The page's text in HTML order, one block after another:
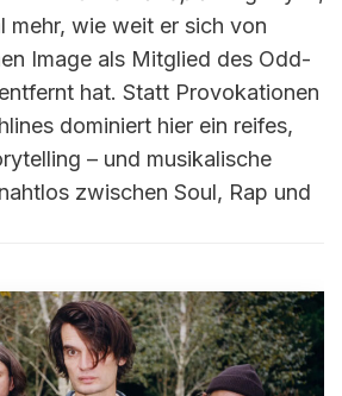
mehr, wie weit er sich von
Image als Mitglied des Odd-
hat. Statt Provokationen
dominiert hier ein reifes,
– und musikalische
zwischen Soul, Rap und